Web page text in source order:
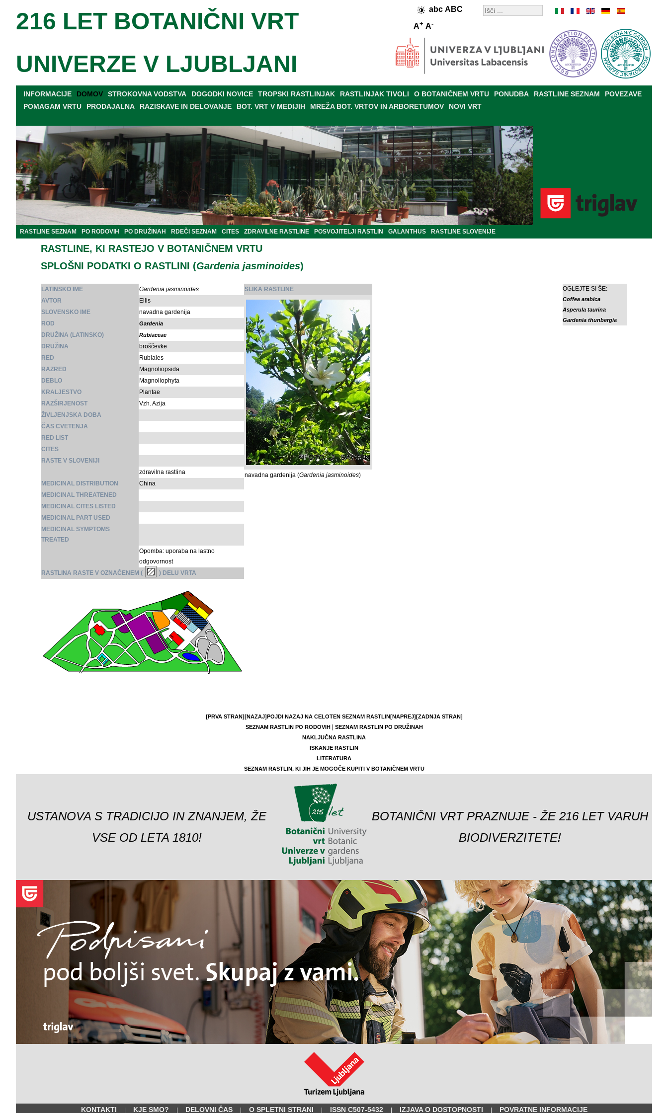
abc ABC
A+ A-
216 LET BOTANIČNI VRT
UNIVERZE V LJUBLJANI
INFORMACIJE DOMOV STROKOVNA VODSTVA DOGODKI NOVICE TROPSKI RASTLINJAK RASTLINJAK TIVOLI O BOTANIČNEM VRTU PONUDBA RASTLINE SEZNAM
POVEZAVE
POMAGAM VRTU
PRODAJALNA RAZISKAVE IN DELOVANJE BOT. VRT V MEDIJIH MREŽA BOT. VRTOV IN ARBORETUMOV NOVI VRT
RASTLINE SEZNAM PO RODOVIH PO DRUŽINAH RDEČI SEZNAM CITES ZDRAVILNE RASTLINE POSVOJITELJI RASTLIN GALANTHUS RASTLINE SLOVENIJE
RASTLINE, KI RASTEJO V BOTANIČNEM VRTU
SPLOŠNI PODATKI O RASTLINI (Gardenia jasminoides)
LATINSKO IME
Gardenia jasminoides
AVTOR
Ellis
SLOVENSKO IME
navadna gardenija
ROD
Gardenia
DRUŽINA (LATINSKO) Rubiaceae
DRUŽINA
broščevke
RED
Rubiales
RAZRED
Magnoliopsida
DEBLO
Magnoliophyta
KRALJESTVO
Plantae
RAZŠIRJENOST
Vzh. Azija
ŽIVLJENJSKA DOBA
ČAS CVETENJA
RED LIST
CITES
RASTE V SLOVENIJI
zdravilna rastlina
MEDICINAL DISTRIBUTION
China
MEDICINAL THREATENED
MEDICINAL CITES LISTED
MEDICINAL PART USED
MEDICINAL SYMPTOMS
TREATED
Opomba: uporaba na lastno
odgovornost
RASTLINA RASTE V OZNAČENEM (
) DELU VRTA
SLIKA RASTLINE
navadna gardenija (Gardenia jasminoides)
OGLEJTE SI ŠE:
Coffea arabica
Asperula taurina
Gardenia thunbergia
[PRVA STRAN][NAZAJ]POJDI NAZAJ NA CELOTEN SEZNAM RASTLIN[NAPREJ][ZADNJA STRAN]
SEZNAM RASTLIN PO RODOVIH|
SEZNAM RASTLIN PO DRUŽINAH
NAKLJUČNA RASTLINA
ISKANJE RASTLIN
LITERATURA
SEZNAM RASTLIN, KI JIH JE MOGOČE KUPITI V BOTANIČNEM VRTU
USTANOVA S TRADICIJO IN ZNANJEM, ŽE
VSE OD LETA 1810!
BOTANIČNI VRT PRAZNUJE - ŽE 216 LET VARUH
BIODIVERZITETE!
KONTAKTI KJE SMO? DELOVNI ČAS O SPLETNI STRANI ISSN C507-5432 IZJAVA O DOSTOPNOSTI POVRATNE INFORMACIJE